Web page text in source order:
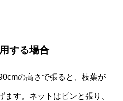
する場合
の高さで張ると、枝葉が
ます。ネットはピンと張り、